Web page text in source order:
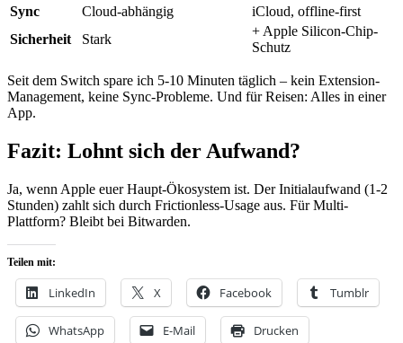
Sync
Cloud-abhängig
iCloud, offline-first
Sicherheit
Stark
+ Apple Silicon-Chip-
Schutz
Seit dem Switch spare ich 5-10 Minuten täglich – kein Extension-
Management, keine Sync-Probleme. Und für Reisen: Alles in einer
App.
Fazit: Lohnt sich der Aufwand?
Ja, wenn Apple euer Haupt-Ökosystem ist. Der Initialaufwand (1-2
Stunden) zahlt sich durch Frictionless-Usage aus. Für Multi-
Plattform? Bleibt bei Bitwarden.
Teilen mit:
LinkedIn X Facebook Tumblr
WhatsApp E-Mail Drucken